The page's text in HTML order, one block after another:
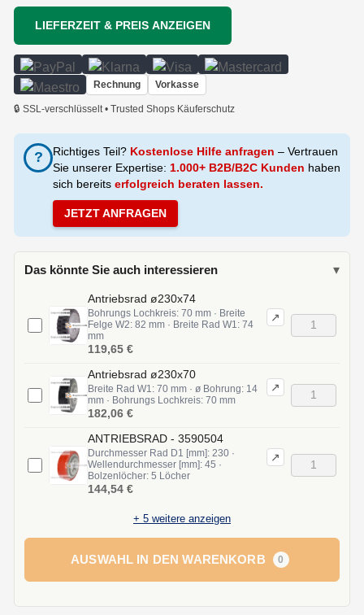
LIEFERZEIT & PREIS ANZEIGEN
Rechnung Vorkasse
🔒 SSL-verschlüsselt • Trusted Shops Käuferschutz
? Richtiges Teil? Kostenlose Hilfe anfragen – Vertrauen
Sie unserer Expertise: 1.000+ B2B/B2C Kunden haben
sich bereits erfolgreich beraten lassen.
JETZT ANFRAGEN
Das könnte Sie auch interessieren ▾
Antriebsrad ø230x74
Bohrungs Lochkreis: 70 mm · Breite
Felge W2: 82 mm · Breite Rad W1: 74
mm
↗
119,65 €
Antriebsrad ø230x70
Breite Rad W1: 70 mm · ø Bohrung: 14
mm · Bohrungs Lochkreis: 70 mm
↗
182,06 €
ANTRIEBSRAD - 3590504
Durchmesser Rad D1 [mm]: 230 ·
Wellendurchmesser [mm]: 45 ·
Bolzenlöcher: 5 Löcher
↗
144,54 €
+ 5 weitere anzeigen
AUSWAHL IN DEN WARENKORB 0